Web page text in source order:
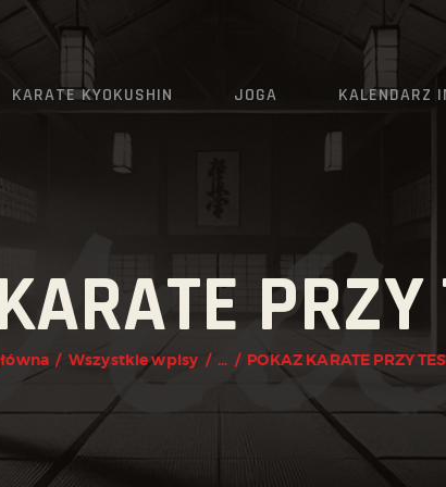
KARATE KYOKUSHIN JOGA KALENDARZ
PRZY
Wszystkie wpisy ... POKAZ KARATE PRZY
AKTUALNOŚCI
O KLUBIE
KARATE KYOKUSHIN
JOGA
GRAFIK